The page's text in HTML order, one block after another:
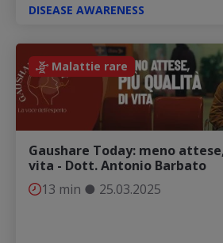
DISEASE AWARENESS
Malattie rare
Gaushare Today: meno
vita - Dott. Antonio Barbato
13 min ● 25.03.2025